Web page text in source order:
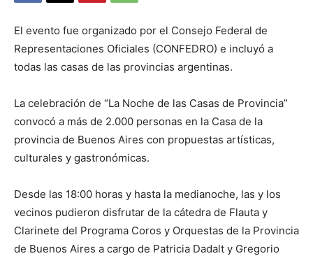
El evento fue organizado por el Consejo Federal de
Representaciones Oficiales (CONFEDRO) e incluyó a
todas las casas de las provincias argentinas.
La celebración de “La Noche de las Casas de Provincia”
convocó a más de 2.000 personas en la Casa de la
provincia de Buenos Aires con propuestas artísticas,
culturales y gastronómicas.
Desde las 18:00 horas y hasta la medianoche, las y los
vecinos pudieron disfrutar de la cátedra de Flauta y
Clarinete del Programa Coros y Orquestas de la Provincia
de Buenos Aires a cargo de Patricia Dadalt y Gregorio